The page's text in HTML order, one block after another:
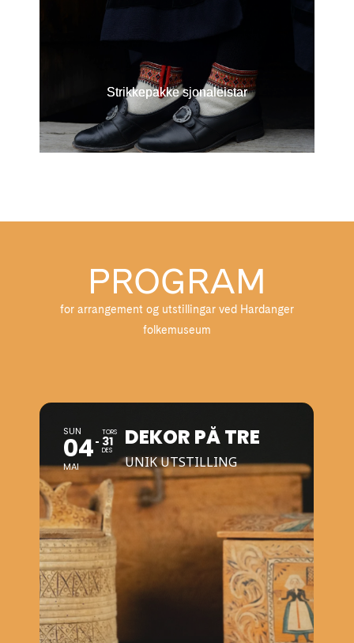
Strikkepakke sjonaleistar
PROGRAM
for arrangement og utstillingar ved Hardanger
folkemuseum
SUN
04
MAI
TORS
31
DES
DEKOR PÅ TRE
UNIK UTSTILLING